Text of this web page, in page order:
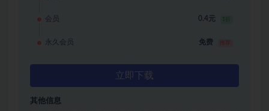
会员 0.4元 1折
永久会员 免费
立即下载
其他信息